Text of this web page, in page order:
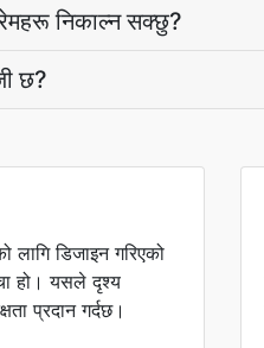
निकाल्न सक्छु?
छ?
लागि डिजाइन गरिएको
हो। यसले दृश्य
प्रदान गर्दछ।